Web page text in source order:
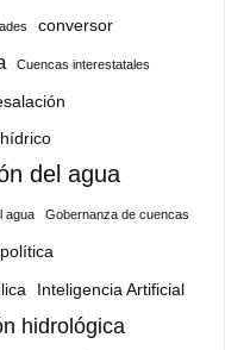
conversor
Cuencas interestatales
del agua
agua Gobernanza de cuencas
Inteligencia Artificial
hidrológica